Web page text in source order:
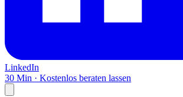
LinkedIn
30 Min · Kostenlos beraten lassen